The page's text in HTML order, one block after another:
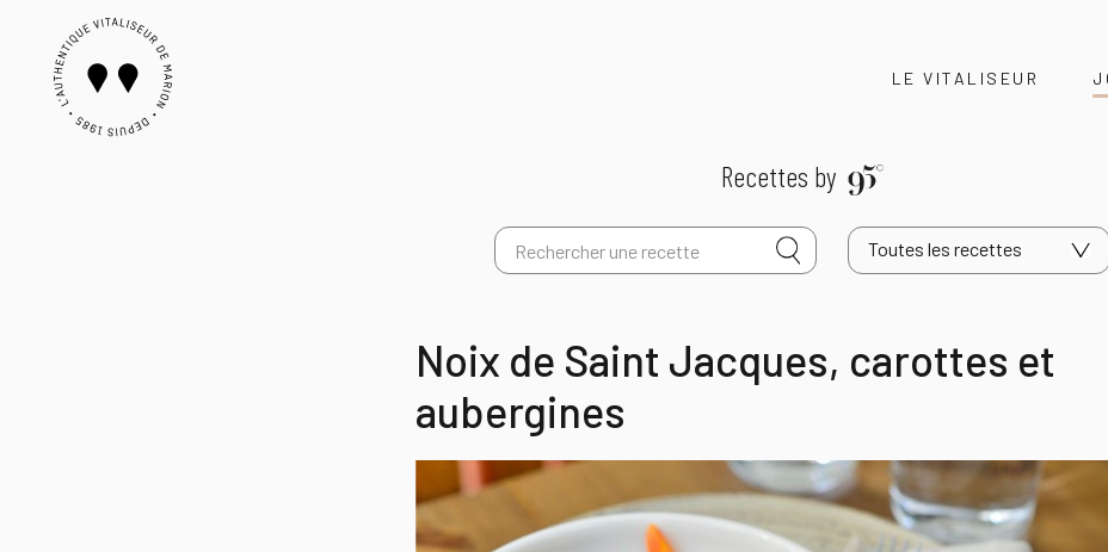
LE VITALISEUR
Recettes by
Toutes les recettes
Noix de Saint Jacques, carottes et
aubergines